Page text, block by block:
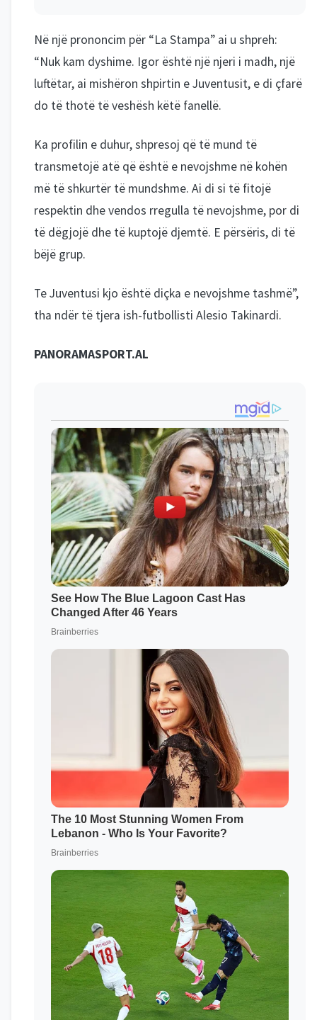
Në një prononcim për “La Stampa” ai u shpreh:
“Nuk kam dyshime. Igor është një njeri i madh, një
luftëtar, ai mishëron shpirtin e Juventusit, e di çfarë
do të thotë të veshësh këtë fanellë.
Ka profilin e duhur, shpresoj që të mund të
transmetojë atë që është e nevojshme në kohën
më të shkurtër të mundshme. Ai di si të fitojë
respektin dhe vendos rregulla të nevojshme, por di
të dëgjojë dhe të kuptojë djemtë. E përsëris, di të
bëjë grup.
Te Juventusi kjo është diçka e nevojshme tashmë”,
tha ndër të tjera ish-futbollisti Alesio Takinardi.
PANORAMASPORT.AL